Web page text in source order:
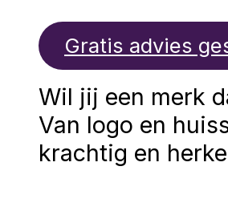
Gratis advies
Wil jij een merk
Van logo en
krachtig en